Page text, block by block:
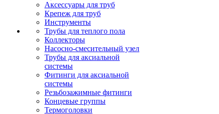
Аксессуары для труб
Крепеж для труб
Инструменты
Трубы для теплого пола
Коллекторы
Насосно-смесительный узел
Трубы для аксиальной
системы
Фитинги для аксиальной
системы
Резьбозажимные фитинги
Концевые группы
Термоголовки